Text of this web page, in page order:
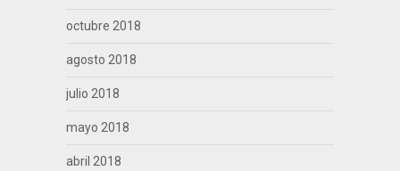
octubre 2018
agosto 2018
julio 2018
mayo 2018
abril 2018